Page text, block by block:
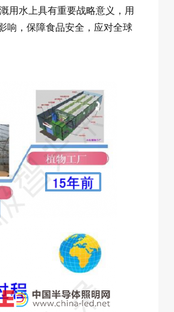
用水上具有重要战略意义，用
响，保障食品安全，应对全球